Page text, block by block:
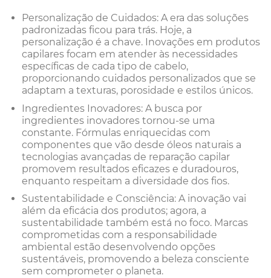
Personalização de Cuidados: A era das soluções
padronizadas ficou para trás. Hoje, a
personalização é a chave. Inovações em produtos
capilares focam em atender às necessidades
específicas de cada tipo de cabelo,
proporcionando cuidados personalizados que se
adaptam a texturas, porosidade e estilos únicos.
Ingredientes Inovadores: A busca por
ingredientes inovadores tornou-se uma
constante. Fórmulas enriquecidas com
componentes que vão desde óleos naturais a
tecnologias avançadas de reparação capilar
promovem resultados eficazes e duradouros,
enquanto respeitam a diversidade dos fios.
Sustentabilidade e Consciência: A inovação vai
além da eficácia dos produtos; agora, a
sustentabilidade também está no foco. Marcas
comprometidas com a responsabilidade
ambiental estão desenvolvendo opções
sustentáveis, promovendo a beleza consciente
sem comprometer o planeta.